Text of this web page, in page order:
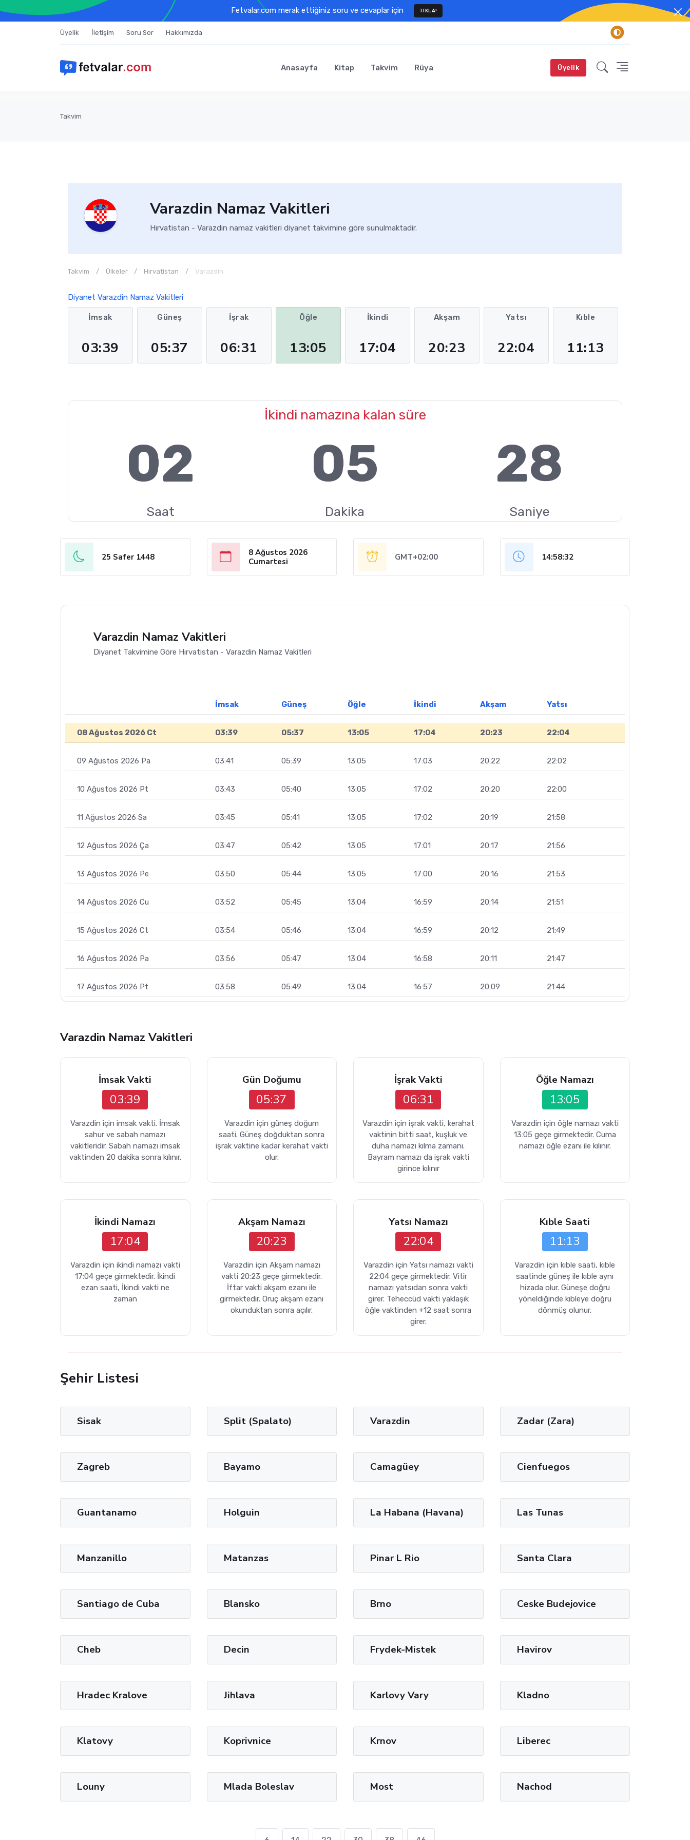
Fetvalar.com merak ettiğiniz soru ve cevaplar için TIKLA!
Üyelik İletişim Soru Sor Hakkımızda
Anasayfa Kitap Takvim Rüya Üyelik
Takvim
Varazdin Namaz Vakitleri
Hırvatistan - Varazdin namaz vakitleri diyanet takvimine göre sunulmaktadir.
Takvim Ülkeler Hırvatistan Varazdin
Diyanet Varazdin Namaz Vakitleri
İmsak
03:39
Güneş
05:37
İşrak
06:31
Öğle
13:05
İkindi
17:04
Akşam
20:23
Yatsı
22:04
Kıble
11:13
İkindi namazına kalan süre
02
Saat
05
Dakika
27
Saniye
25 Safer 1448
8 Ağustos 2026
Cumartesi
GMT+02:00 14:58:33
Varazdin Namaz Vakitleri
Diyanet Takvimine Göre Hırvatistan - Varazdin Namaz Vakitleri
İmsak Güneş Öğle İkindi Akşam Yatsı
08 Ağustos 2026 Ct 03:39 05:37 13:05 17:04 20:23 22:04
09 Ağustos 2026 Pa 03:41 05:39 13:05 17:03 20:22 22:02
10 Ağustos 2026 Pt 03:43 05:40 13:05 17:02 20:20 22:00
11 Ağustos 2026 Sa 03:45 05:41 13:05 17:02 20:19 21:58
12 Ağustos 2026 Ça 03:47 05:42 13:05 17:01 20:17 21:56
13 Ağustos 2026 Pe 03:50 05:44 13:05 17:00 20:16 21:53
14 Ağustos 2026 Cu 03:52 05:45 13:04 16:59 20:14 21:51
15 Ağustos 2026 Ct 03:54 05:46 13:04 16:59 20:12 21:49
16 Ağustos 2026 Pa 03:56 05:47 13:04 16:58 20:11 21:47
17 Ağustos 2026 Pt 03:58 05:49 13:04 16:57 20:09 21:44
Varazdin Namaz Vakitleri
İmsak Vakti
03:39
Varazdin için imsak vakti. İmsak
sahur ve sabah namazı
vakitleridir. Sabah namazı imsak
vaktinden 20 dakika sonra kılınır.
Gün Doğumu
05:37
Varazdin için güneş doğum
saati. Güneş doğduktan sonra
işrak vaktine kadar kerahat vakti
olur.
İşrak Vakti
06:31
Varazdin için işrak vakti, kerahat
vaktinin bitti saat, kuşluk ve
duha namazı kılma zamanı.
Bayram namazı da işrak vakti
girince kılınır
Öğle Namazı
13:05
Varazdin için öğle namazı vakti
13:05 geçe girmektedir. Cuma
namazı öğle ezanı ile kılınır.
İkindi Namazı
17:04
Varazdin için ikindi namazı vakti
17:04 geçe girmektedir. İkindi
ezan saati, İkindi vakti ne
zaman
Akşam Namazı
20:23
Varazdin için Akşam namazı
vakti 20:23 geçe girmektedir.
İftar vakti akşam ezanı ile
girmektedir. Oruç akşam ezanı
okunduktan sonra açılır.
Yatsı Namazı
22:04
Varazdin için Yatsı namazı vakti
22:04 geçe girmektedir. Vitir
namazı yatsıdan sonra vakti
girer. Teheccüd vakti yaklaşık
öğle vaktinden +12 saat sonra
girer.
Kıble Saati
11:13
Varazdin için kıble saati, kıble
saatinde güneş ile kıble aynı
hizada olur. Güneşe doğru
yöneldiğinde kıbleye doğru
dönmüş olunur.
Şehir Listesi
Sisak Split (Spalato) Varazdin Zadar (Zara)
Zagreb Bayamo Camagüey Cienfuegos
Guantanamo Holguin La Habana (Havana) Las Tunas
Manzanillo Matanzas Pinar L Rio Santa Clara
Santiago de Cuba Blansko Brno Ceske Budejovice
Cheb Decin Frydek-Mistek Havirov
Hradec Kralove Jihlava Karlovy Vary Kladno
Klatovy Koprivnice Krnov Liberec
Louny Mlada Boleslav Most Nachod